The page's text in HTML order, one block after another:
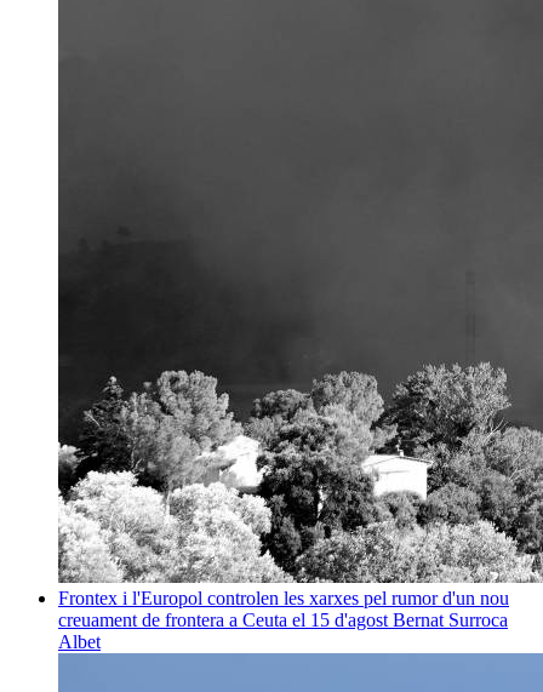
Frontex i l'Europol controlen les xarxes pel rumor d'un nou
creuament de frontera a Ceuta el 15 d'agost Bernat Surroca
Albet